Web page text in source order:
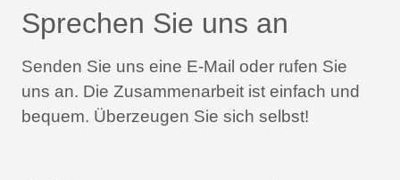
Sprechen Sie uns an
Senden Sie uns eine E-Mail oder rufen Sie
uns an. Die Zusammenarbeit ist einfach und
bequem. Überzeugen Sie sich selbst!